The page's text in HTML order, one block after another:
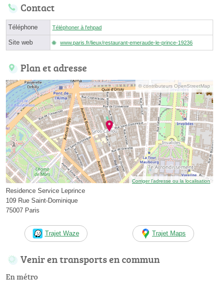
Contact
Téléphone Téléphoner à l'ehpad
Site web www.paris.fr/lieux/restaurant-emeraude-le-prince-19236
Plan et adresse
© contributeurs OpenStreetMap
Corriger l’adresse ou la localisation
Residence Service Leprince
109 Rue Saint-Dominique
75007 Paris
Trajet Waze Trajet Maps
Venir en transports en commun
En métro